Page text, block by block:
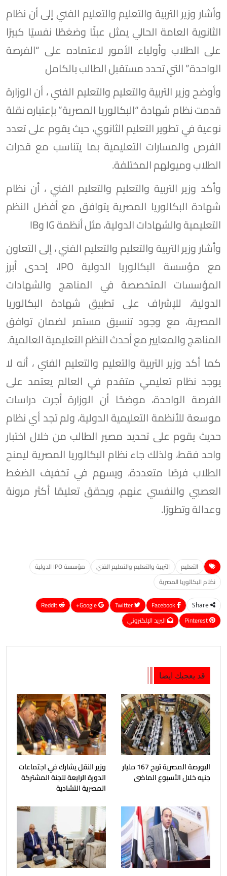
وأشار وزير التربية والتعليم والتعليم الفني إلى أن نظام
الثانوية العامة الحالي يمثل عبئًا وضغطًا نفسيًا كبيرًا
على الطلاب وأولياء الأمور لاعتماده على “الفرصة
الواحدة” التي تحدد مستقبل الطالب بالكامل
وأوضح وزير التربية والتعليم والتعليم الفني ، أن الوزارة
قدمت نظام شهادة “البكالوريا المصرية” بإعتباره نقلة
نوعية في تطوير التعليم الثانوي، حيث يقوم على تعدد
الفرص والمسارات التعليمية بما يتناسب مع قدرات
الطلاب وميولهم المختلفة.
وأكد وزير التربية والتعليم والتعليم الفني ، أن نظام
شهادة البكالوريا المصرية يتوافق مع أفضل النظم
التعليمية والشهادات الدولية، مثل أنظمة IG وIB
وأشار وزير التربية والتعليم والتعليم الفني ، إلى التعاون
مع مؤسسة البكالوريا الدولية IPO، إحدى أبرز
المؤسسات المتخصصة في المناهج والشهادات
الدولية، للإشراف على تطبيق شهادة البكالوريا
المصرية، مع وجود تنسيق مستمر لضمان توافق
المناهج والمعايير مع أحدث النظم التعليمية العالمية.
كما أكد وزير التربية والتعليم والتعليم الفني ، أنه لا
يوجد نظام تعليمي متقدم في العالم يعتمد على
الفرصة الواحدة، موضحًا أن الوزارة أجرت دراسات
موسعة للأنظمة التعليمية الدولية، ولم تجد أي نظام
حديث يقوم على تحديد مصير الطالب من خلال اختبار
واحد فقط، ولذلك جاء نظام البكالوريا المصرية ليمنح
الطلاب فرصًا متعددة، ويسهم في تخفيف الضغط
العصبي والنفسي عنهم، ويحقق تعليمًا أكثر مرونة
وعدالة وتطورًا.
التعليم التربية والتعليم والتعليم الفني
مؤسسة IPO الدولية
نظام البكالوريا المصرية
Share
Google+
ReddIt
Pinterest
البريد الإلكتروني
قد يعجبك ايضا
البورصة المصرية تربح 167 مليار
جنيه خلال الأسبوع الماضى
وزير النقل يشارك في اجتماعات
الدورة الرابعة للجنة المشتركة
المصرية التشادية